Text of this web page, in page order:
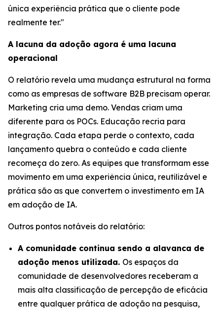
única experiência prática que o cliente pode
realmente ter."
A lacuna da adoção agora é uma lacuna
operacional
O relatório revela uma mudança estrutural na forma
como as empresas de software B2B precisam operar.
Marketing cria uma demo. Vendas criam uma
diferente para os POCs. Educação recria para
integração. Cada etapa perde o contexto, cada
lançamento quebra o conteúdo e cada cliente
recomeça do zero. As equipes que transformam esse
movimento em uma experiência única, reutilizável e
prática são as que convertem o investimento em IA
em adoção de IA.
Outros pontos notáveis do relatório:
A comunidade continua sendo a alavanca de
adoção menos utilizada. Os espaços da
comunidade de desenvolvedores receberam a
mais alta classificação de percepção de eficácia
entre qualquer prática de adoção na pesquisa,